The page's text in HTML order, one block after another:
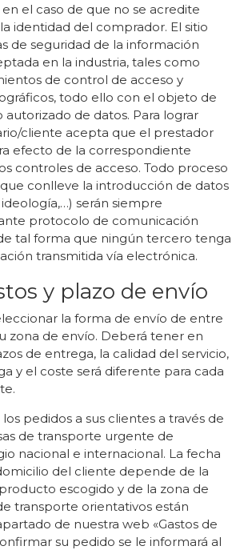
el caso de que no se acredite
identidad del comprador. El sitio
de seguridad de la información
en la industria, tales como
de control de acceso y
todo ello con el objeto de
autorizado de datos. Para lograr
cliente acepta que el prestador
efecto de la correspondiente
controles de acceso. Todo proceso
conlleve la introducción de datos
serán siempre
protocolo de comunicación
tal forma que ningún tercero tenga
transmitida vía electrónica.
y plazo de envío
la forma de envío de entre
zona de envío. Deberá tener en
de entrega, la calidad del servicio,
y el coste será diferente para cada
pedidos a sus clientes a través de
de transporte urgente de
nacional e internacional. La fecha
del cliente depende de la
escogido y de la zona de
transporte orientativos están
de nuestra web «Gastos de
su pedido se le informará al